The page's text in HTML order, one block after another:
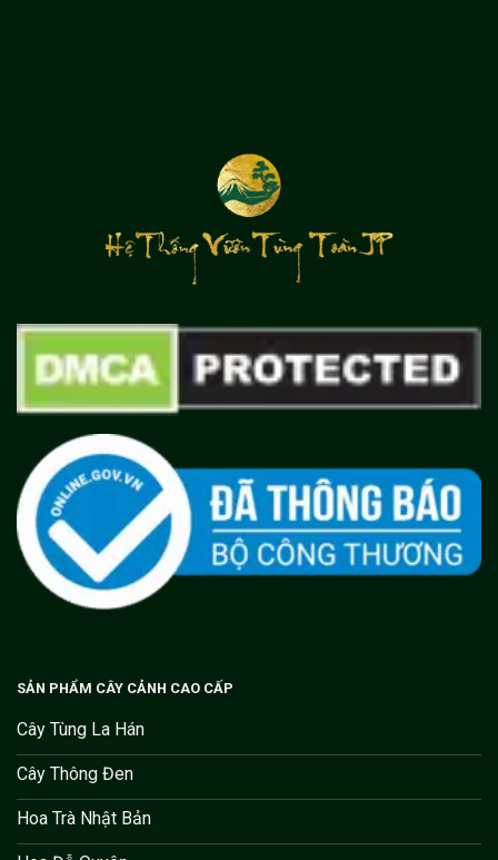
SẢN PHẨM CÂY CẢNH CAO CẤP
Cây Tùng La Hán
Cây Thông Đen
Hoa Trà Nhật Bản